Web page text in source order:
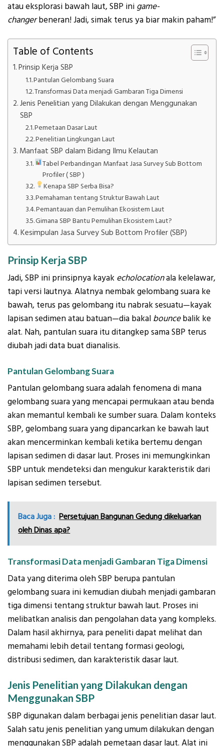
atau eksplorasi bawah laut, SBP ini game-
changerbeneran! Jadi, simak terus ya biar makin paham!”
Table of Contents
Prinsip Kerja SBP
Pantulan Gelombang Suara
Transformasi Data menjadi Gambaran Tiga Dimensi
Jenis Penelitian yang Dilakukan dengan Menggunakan
SBP
Pemetaan Dasar Laut
Penelitian Lingkungan Laut
Manfaat SBP dalam Bidang Ilmu Kelautan
Tabel Perbandingan Manfaat Jasa Survey Sub Bottom
Profiler ( SBP )
Kenapa SBP Serba Bisa?
Pemahaman tentang Struktur Bawah Laut
Pemantauan dan Pemulihan Ekosistem Laut
Gimana SBP Bantu Pemulihan Ekosistem Laut?
Kesimpulan Jasa Survey Sub Bottom Profiler (SBP)
Prinsip Kerja SBP
Jadi, SBP ini prinsipnya kayak echolocationala kelelawar,
tapi versi lautnya. Alatnya nembak gelombang suara ke
bawah, terus pas gelombang itu nabrak sesuatu—kayak
lapisan sedimen atau batuan—dia bakal bouncebalik ke
alat. Nah, pantulan suara itu ditangkep sama SBP terus
diubah jadi data buat dianalisis.
Pantulan Gelombang Suara
Pantulan gelombang suara adalah fenomena di mana
gelombang suara yang mencapai permukaan atau benda
akan memantul kembali ke sumber suara. Dalam konteks
SBP, gelombang suara yang dipancarkan ke bawah laut
akan mencerminkan kembali ketika bertemu dengan
lapisan sedimen di dasar laut. Proses ini memungkinkan
SBP untuk mendeteksi dan mengukur karakteristik dari
lapisan sedimen tersebut.
Baca Juga : Persetujuan Bangunan Gedung dikeluarkan
oleh Dinas apa?
Transformasi Data menjadi Gambaran Tiga Dimensi
Data yang diterima oleh SBP berupa pantulan
gelombang suara ini kemudian diubah menjadi gambaran
tiga dimensi tentang struktur bawah laut. Proses ini
melibatkan analisis dan pengolahan data yang kompleks.
Dalam hasil akhirnya, para peneliti dapat melihat dan
memahami lebih detail tentang formasi geologi,
distribusi sedimen, dan karakteristik dasar laut.
Jenis Penelitian yang Dilakukan dengan
Menggunakan SBP
SBP digunakan dalam berbagai jenis penelitian dasar laut.
Salah satu jenis penelitian yang umum dilakukan dengan
menggunakan SBP adalah pemetaan dasar laut. Alat ini